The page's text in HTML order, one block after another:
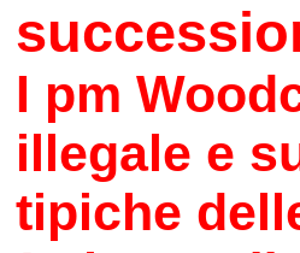
I pm
illegale e
tipiche